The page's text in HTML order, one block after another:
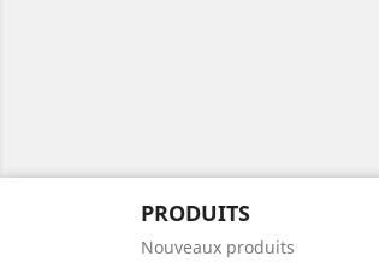
PRODUITS
Nouveaux produits